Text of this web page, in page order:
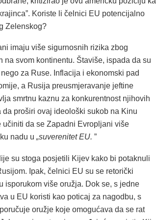
Koriste li čelnici EU potencijalno
Zelenskog?
imaju više sigurnosnih rizika zbog
na svom kontinentu. Štaviše, ispada da su
za Ruse. Inflacija i ekonomski pad
a Rusija preusmjeravanje jeftine
smrtnu kaznu za konkurentnost njihovih
proširi ovaj ideološki sukob na Kinu
da se Zapadni Evropljani više
nadu u „suverenitet EU. ”
su stoga posjetili Kijev kako bi potaknuli
Ipak, čelnici EU su se retorički
isporukom više oružja. Dok se, s jedne
u EU koristi kao poticaj za nagodbu, s
oružje koje omogućava da se rat